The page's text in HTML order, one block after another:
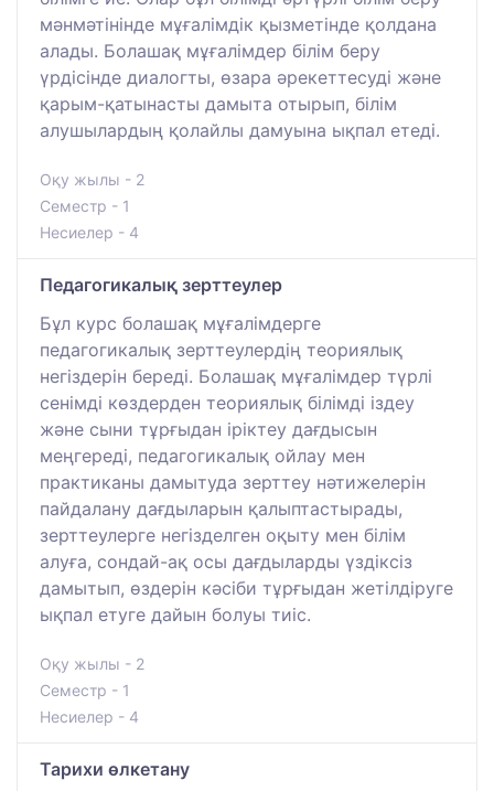
мәнмәтінінде мұғалімдік қызметінде қолдана
алады. Болашақ мұғалімдер білім беру
үрдісінде диалогты, өзара әрекеттесуді және
қарым-қатынасты дамыта отырып, білім
алушылардың қолайлы дамуына ықпал етеді.
Оқу жылы - 2
Семестр - 1
Несиелер - 4
Педагогикалық зерттеулер
Бұл курс болашақ мұғалімдерге
педагогикалық зерттеулердің теориялық
негіздерін береді. Болашақ мұғалімдер түрлі
сенімді көздерден теориялық білімді іздеу
және сыни тұрғыдан іріктеу дағдысын
меңгереді, педагогикалық ойлау мен
практиканы дамытуда зерттеу нәтижелерін
пайдалану дағдыларын қалыптастырады,
зерттеулерге негізделген оқыту мен білім
алуға, сондай-ақ осы дағдыларды үздіксіз
дамытып, өздерін кәсіби тұрғыдан жетілдіруге
ықпал етуге дайын болуы тиіс.
Оқу жылы - 2
Семестр - 1
Несиелер - 4
Тарихи өлкетану